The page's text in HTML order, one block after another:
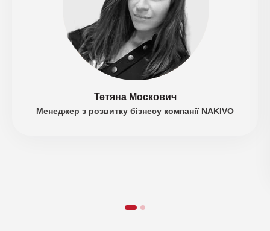
Тетяна Москович
Менеджер з розвитку бізнесу компанії NAKIVO